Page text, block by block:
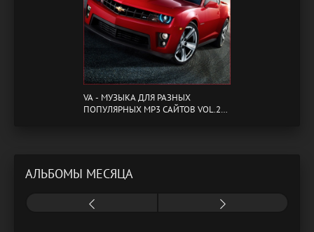
VA - МУЗЫКА ДЛЯ РАЗНЫХ
ПОПУЛЯРНЫХ MP3 САЙТОВ VOL.20
АЛЬБОМЫ МЕСЯЦА